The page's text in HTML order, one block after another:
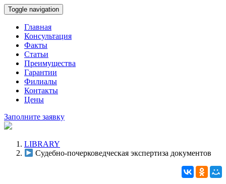
Toggle navigation
Главная
Консультация
Факты
Статьи
Преимущества
Гарантии
Филиалы
Контакты
Цены
Заполните заявку
LIBRARY
Судебно-почерковедческая экспертиза документов